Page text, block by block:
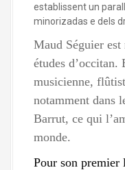
establissent un
minorizadas e dels
Maud Séguier est
études d’occitan.
musicienne,
notamment dans
Barrut, ce qui
monde.
Pour son